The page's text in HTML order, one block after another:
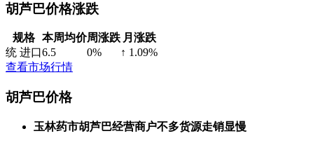
胡芦巴价格涨跌
规格 本周均价周涨跌 月涨跌
统 进口6.5 0%
↑ 1.09%
查看市场行情
胡芦巴价格
玉林药市胡芦巴经营商户不多货源走销显慢